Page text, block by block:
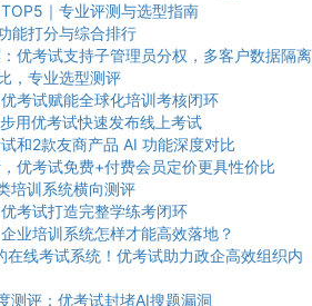
｜专业评测与选型指南
能打分与综合排行
优考试支持子管理员分权，多客户数据隔离
，专业选型测评
考试赋能全球化培训考核闭环
用优考试快速发布线上考试
和2款友商产品 AI 功能深度对比
优考试免费+付费会员定价更具性价比
培训系统横向测评
考试打造完整学练考闭环
业培训系统怎样才能高效落地？
线考试系统！优考试助力政企高效组织内
测评：优考试封堵AI搜题漏洞